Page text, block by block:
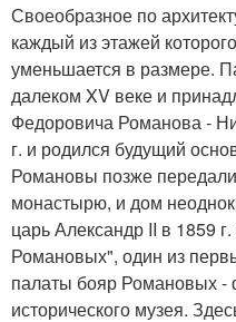
Своеобразное по
каждый из этажей
уменьшается в размере.
далеком XV веке и
Федоровича Романова -
г. и родился будущий
Романовы позже
монастырю, и дом
царь Александр II в 1859
Романовых", один из
палаты бояр Романовых -
исторического музея.